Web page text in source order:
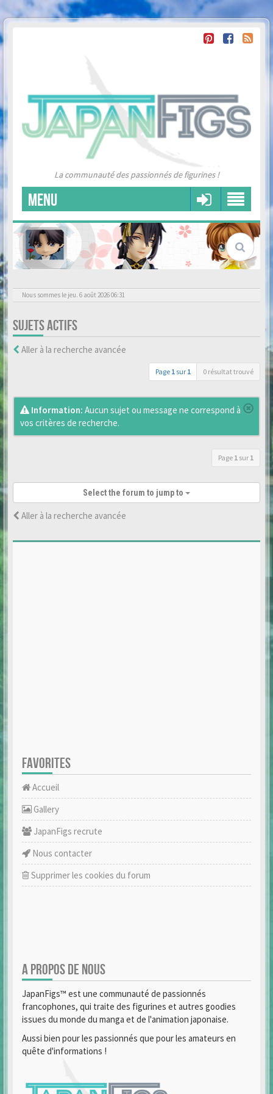
La communauté des passionnés de figurines !
MENU
Nous sommes le jeu. 6 août 2026 06:31
SUJETS ACTIFS
Aller à la recherche avancée
Page 1 sur 1 0 résultat trouvé
Information: Aucun sujet ou message ne correspond à
vos critères de recherche.
Page 1 sur 1
Select the forum to jump to
Aller à la recherche avancée
FAVORITES
Accueil
Gallery
JapanFigs recrute
Nous contacter
Supprimer les cookies du forum
A PROPOS DE NOUS
JapanFigs™ est une communauté de passionnés
francophones, qui traite des figurines et autres goodies
issues du monde du manga et de l'animation japonaise.
Aussi bien pour les passionnés que pour les amateurs en
quête d'informations !